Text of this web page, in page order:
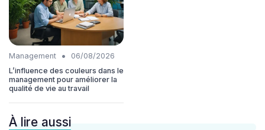
Management •
06/08/2026
L’influence des couleurs dans le
management pour améliorer la
qualité de vie au travail
À lire aussi